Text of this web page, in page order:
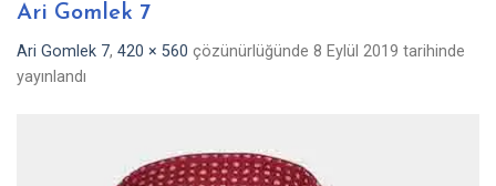
Ari Gomlek 7
Ari Gomlek 7, 420 × 560 çözünürlüğünde 8 Eylül 2019 tarihinde
yayınlandı